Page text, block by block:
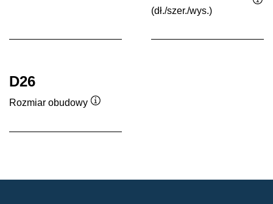
(dł./szer./wys.)
D26
Rozmiar obudowy